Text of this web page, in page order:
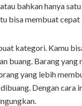
bahkan hanya
bisa membuat
kategori. Kamu
buang. Barang
yang lebih
Dengan cara